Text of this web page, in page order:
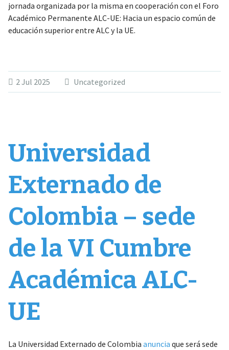
jornada organizada por la misma en cooperación con el Foro
Académico Permanente ALC-UE: Hacia un espacio común de
educación superior entre ALC y la UE.
2 Jul 2025 Uncategorized
Universidad
Externado de
Colombia – sede
de la VI Cumbre
Académica ALC-
UE
La Universidad Externado de Colombia anuncia que será sede